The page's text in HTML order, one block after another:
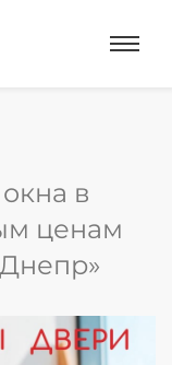
в
ценам